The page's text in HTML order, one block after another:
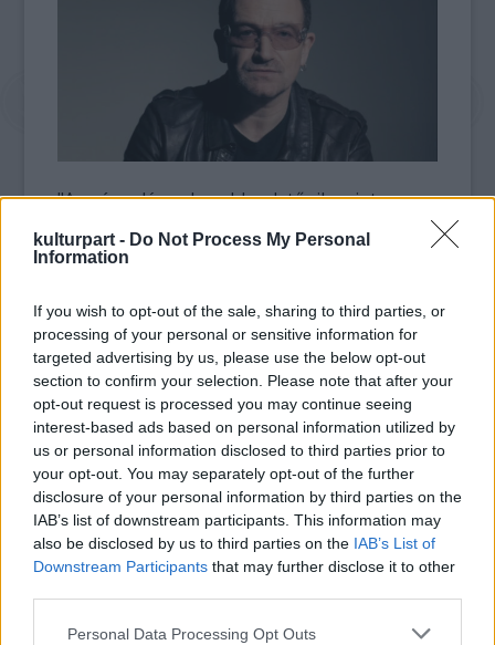
kulturpart - Do Not Process My Personal
Information
If you wish to opt-out of the sale, sharing to third parties, or
processing of your personal or sensitive information for
targeted advertising by us, please use the below opt-out
section to confirm your selection. Please note that after your
opt-out request is processed you may continue seeing
interest-based ads based on personal information utilized by
us or personal information disclosed to third parties prior to
your opt-out. You may separately opt-out of the further
disclosure of your personal information by third parties on the
IAB’s list of downstream participants. This information may
also be disclosed by us to third parties on the IAB’s List of
Downstream Participants that may further disclose it to other
Please note that this website/app uses one or more Google
Personal Data Processing Opt Outs
"A gyógyulás nehezebbnek tűnik, mint
hogy valaha tudok-e még újra gitározni" -
csütörtökön. Hozzáfűzte: együttesének
tagjai, The Edge, Adam Clayton és Larry
Mullen azzal vigasztalták, sem az övék, sem a
nyugati civilizáció sorsa nem ezen múlik.
A zenész, aki a baleset óta még nem tudott
kimozdulni, arra is kitért, hogy neki azért
nagyon hiányozna a gitározás öröme.
Ugyanakkor megjegyezte, hogy bal könyöke
most "titánból van", amit sem Jimmy Page,
sem Egde, és egyetlen más ismert gitáros
sem mondhat el magáról. Bono azt is közölte:
"keményen kell összpontosítania" arra, hogy
felkészüljön a U2 májusban kezdődő